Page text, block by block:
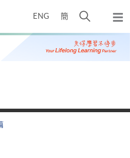
ENG 簡
開
搜
尋
彈
出
主